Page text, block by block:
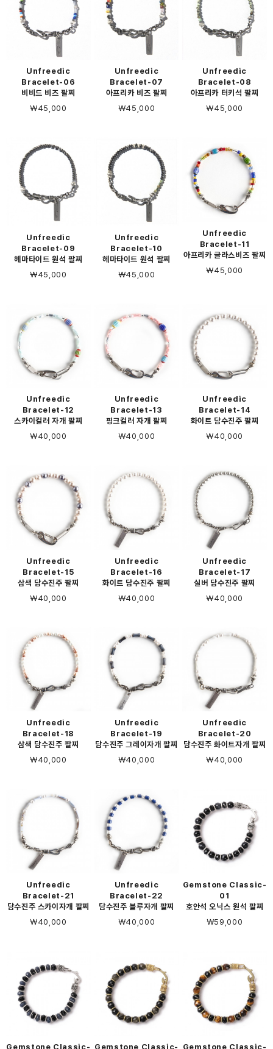
Unfreedic
Bracelet-06
비비드 비즈 팔찌
￦45,000
Unfreedic
Bracelet-07
아프리카 비즈 팔찌
￦45,000
Unfreedic
Bracelet-08
아프리카 터키석 팔찌
￦45,000
Unfreedic
Bracelet-09
헤마타이트 원석 팔찌
￦45,000
Unfreedic
Bracelet-10
헤마타이트 원석 팔찌
￦45,000
Unfreedic
Bracelet-11
아프리카 글라스비즈 팔찌
￦45,000
Unfreedic
Bracelet-12
스카이컬러 자개 팔찌
￦40,000
Unfreedic
Bracelet-13
핑크컬러 자개 팔찌
￦40,000
Unfreedic
Bracelet-14
화이트 담수진주 팔찌
￦40,000
Unfreedic
Bracelet-15
삼색 담수진주 팔찌
￦40,000
Unfreedic
Bracelet-16
화이트 담수진주 팔찌
￦40,000
Unfreedic
Bracelet-17
실버 담수진주 팔찌
￦40,000
Unfreedic
Bracelet-18
삼색 담수진주 팔찌
￦40,000
Unfreedic
Bracelet-19
담수진주 그레이자개 팔찌
￦40,000
Unfreedic
Bracelet-20
담수진주 화이트자개 팔찌
￦40,000
Unfreedic
Bracelet-21
담수진주 스카이자개 팔찌
￦40,000
Unfreedic
Bracelet-22
담수진주 블루자개 팔찌
￦40,000
Gemstone Classic-
01
호안석 오닉스 원석 팔찌
￦59,000
Gemstone Classic- Gemstone Classic-
Gemstone Classic-